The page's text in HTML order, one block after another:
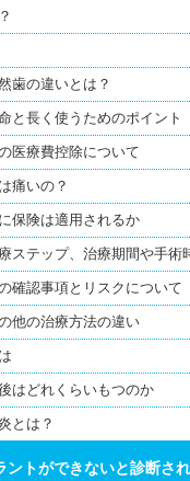
歯の違いとは？
と長く使うためのポイント
医療費控除について
痛いの？
保険は適用されるか
ステップ、治療期間や手術
確認事項とリスクについて
他の治療方法の違い
はどれくらいもつのか
とは？
ントができないと診断さ